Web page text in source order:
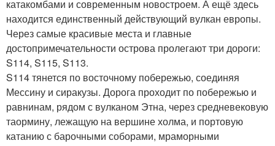
катакомбами и современным новостроем. А ещё здесь
находится единственный действующий вулкан европы.
Через самые красивые места и главные
достопримечательности острова пролегают три дороги:
S114, S115, S113.
S114 тянется по восточному побережью, соединяя
Мессину и сиракузы. Дорога проходит по побережью и
равнинам, рядом с вулканом Этна, через средневековую
таормину, лежащую на вершине холма, и портовую
катанию с барочными соборами, мраморными